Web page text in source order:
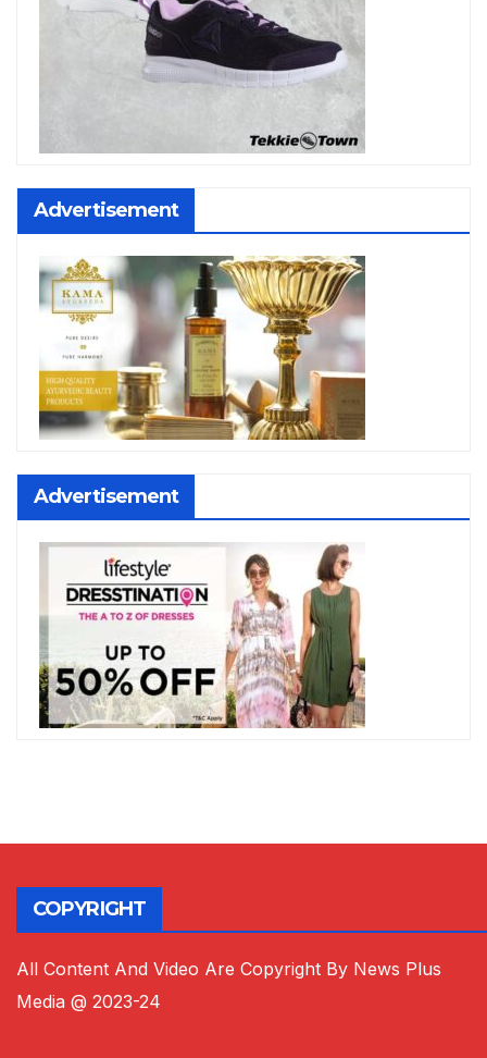
Advertisement
Advertisement
COPYRIGHT
All Content And Video Are Copyright By News Plus
Media @ 2023-24